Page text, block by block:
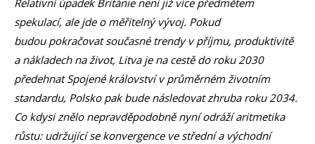
Relativní úpadek Británie není již více předmětem
spekulací, ale jde o měřitelný vývoj. Pokud
budou pokračovat současné trendy v příjmu, produktivitě
a nákladech na život, Litva je na cestě do roku 2030
předehnat Spojené království v průměrném životním
standardu, Polsko pak bude následovat zhruba roku 2034.
Co kdysi znělo nepravděpodobně nyní odráží aritmetika
růstu: udržující se konvergence ve střední a východní